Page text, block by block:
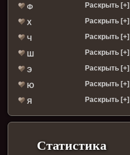
Ф Раскрыть [+]
Х Раскрыть [+]
Ч Раскрыть [+]
Ш Раскрыть [+]
Э Раскрыть [+]
Ю Раскрыть [+]
Я Раскрыть [+]
Статистика